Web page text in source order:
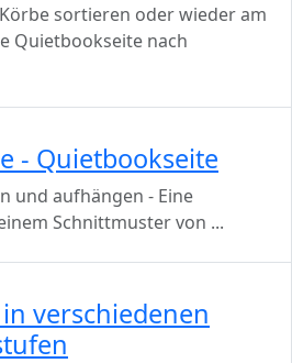
sortieren oder wieder am
Quietbookseite nach
- Quietbookseite
und aufhängen - Eine
Schnittmuster von ...
verschiedenen